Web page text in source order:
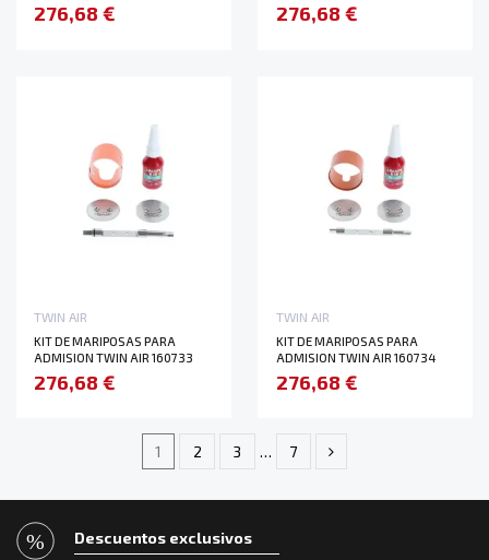
276,68 € 276,68 €
TWIN AIR
KIT DE MARIPOSAS PARA
ADMISION TWIN AIR 160733
276,68 €
TWIN AIR
KIT DE MARIPOSAS PARA
ADMISION TWIN AIR 160734
276,68 €
1 2 3 … 7
Descuentos exclusivos